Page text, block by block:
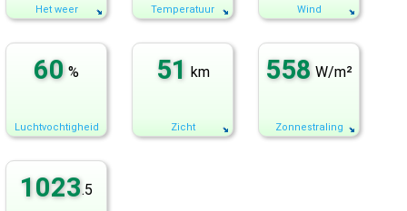
Het weer Temperatuur Wind
60 %
Luchtvochtigheid
51 km
Zicht
558 W/m²
Zonnestraling
1023.5